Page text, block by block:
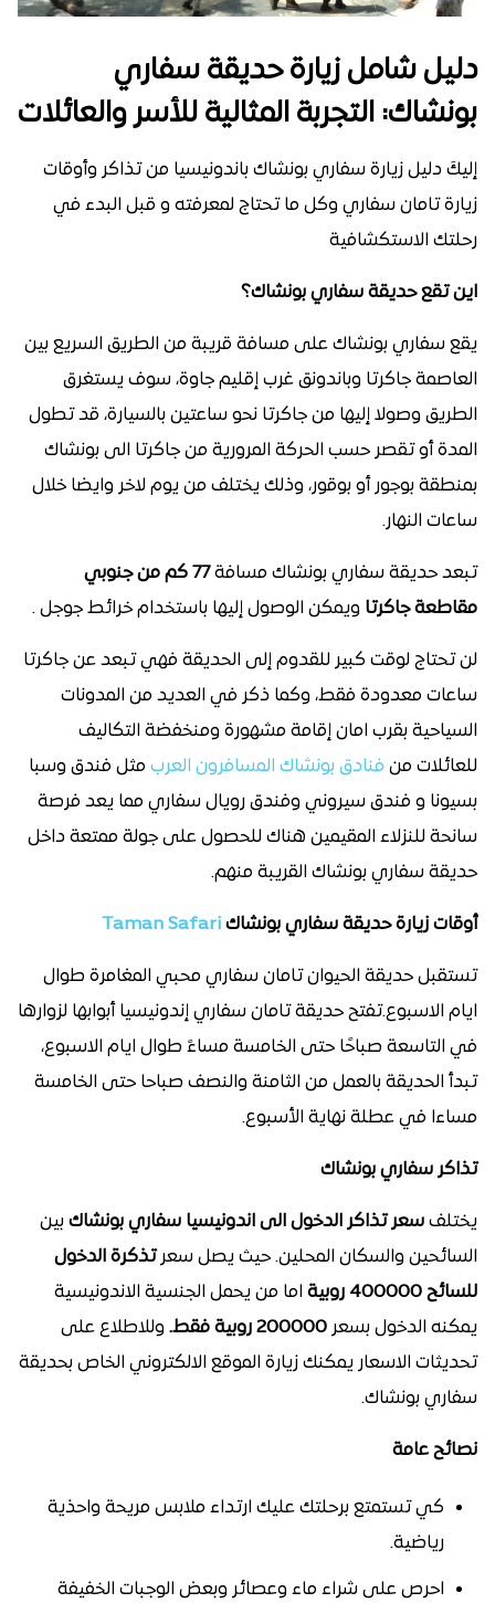
دليل شامل زيارة حديقة سفاري
بونشاك: التجربة المثالية للأسر والعائلات
إليكَ دليل زيارة سفاري بونشاك باندونيسيا من تذاكر وأوقات
زيارة تامان سفاري وكل ما تحتاج لمعرفته و قبل البدء في
رحلتك الاستكشافية
اين تقع حديقة سفاري بونشاك؟
يقع سفاري بونشاك على مسافة قريبة من الطريق السريع بين
العاصمة جاكرتا وباندونق غرب إقليم جاوة، سوف يستغرق
الطريق وصولا إليها من جاكرتا نحو ساعتين بالسيارة، قد تطول
المدة أو تقصر حسب الحركة المرورية من جاكرتا الى بونشاك
بمنطقة بوجور أو بوقور، وذلك يختلف من يوم لاخر وايضا خلال
ساعات النهار.
تبعد حديقة سفاري بونشاك مسافة
77 كم من جنوبي
مقاطعة جاكرتا ويمكن الوصول إليها باستخدام خرائط جوجل .
لن تحتاج لوقت كبير للقدوم إلى الحديقة فهي تبعد عن جاكرتا
ساعات معدودة فقط، وكما ذكر في العديد من المدونات
السياحية بقرب امان إقامة مشهورة ومنخفضة التكاليف
للعائلات من فنادق بونشاك المسافرون العرب مثل فندق وسبا
بسيونا و فندق سيروني وفندق رويال سفاري مما يعد فرصة
سانحة للنزلاء المقيمين هناك للحصول على جولة ممتعة داخل
حديقة سفاري بونشاك القريبة منهم.
أوقات زيارة حديقة سفاري بونشاك
تستقبل حديقة الحيوان تامان سفاري محبي المغامرة طوال
ايام الاسبوع.تفتح حديقة تامان سفاري إندونيسيا أبوابها لزوارها
في التاسعة صباحًا حتى الخامسة مساءً طوال ايام الاسبوع،
تبدأ الحديقة بالعمل من الثامنة والنصف صباحا حتى الخامسة
مساءا في عطلة نهاية الأسبوع.
تذاكر سفاري بونشاك
يختلف سعر تذاكر الدخول الى اندونيسيا سفاري بونشاك بين
السائحين والسكان المحلين. حيث يصل سعرتذكرة الدخول
للسائح 400000 روبية
اما من يحمل الجنسية الاندونيسية
يمكنه الدخول بسعر 200000 روبية فقط.
وللاطلاع على
تحديثات الاسعار يمكنك زيارة الموقع الالكتروني الخاص بحديقة
سفاري بونشاك.
نصائح عامة
كي تستمتع برحلتك عليك ارتداء ملابس مريحة واحذية
رياضية.
احرص على شراء ماء وعصائر وبعض الوجبات الخفيفة